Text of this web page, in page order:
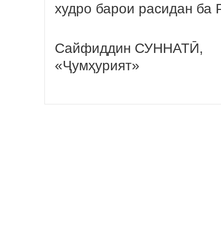
худро барои расидан ба
Сайфиддин СУННАТӢ,
«Ҷумҳурият»